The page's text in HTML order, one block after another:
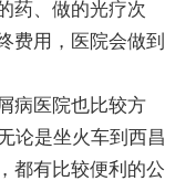
药、做的光疗次
费用，医院会做到
病医院也比较方
论是坐火车到西昌
都有比较便利的公